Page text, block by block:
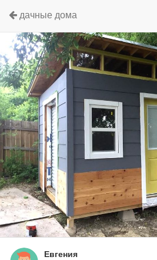
дачные дома
Евгения